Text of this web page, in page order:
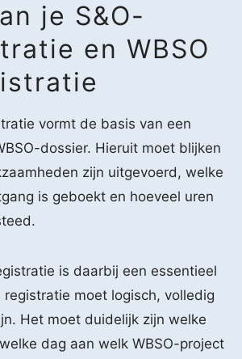
je S&O-
en WBSO
vormt de basis van een
dossier. Hieruit moet blijken
zijn uitgevoerd, welke
is geboekt en hoeveel uren
is daarbij een essentieel
registratie moet logisch, volledig
Het moet duidelijk zijn welke
dag aan welk WBSO-project